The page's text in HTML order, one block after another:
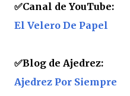
✅Canal de YouTube:
El Velero De Papel
✅Blog de Ajedrez:
Ajedrez Por Siempre